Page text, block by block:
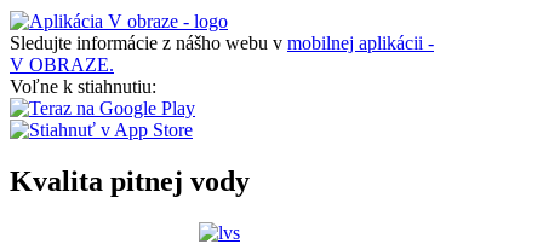
Sledujte informácie z nášho webu v mobilnej aplikácii -
V OBRAZE.
Voľne k stiahnutiu:
Kvalita pitnej vody